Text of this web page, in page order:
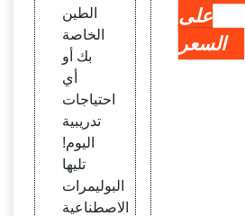
الطين
الخاصة
بك أو
أي
احتياجات
تدريبية
اليوم!
تليها
البوليمرات
الاصطناعية
على
السعر